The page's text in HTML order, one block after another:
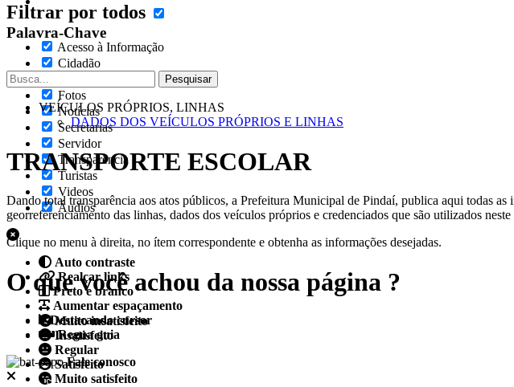
Filtrar por todos
Acesso à Informação
Cidadão
Fotos
Notícias
Secretarias
Servidor
Transparência
Turistas
Videos
Áudios
Auto contraste
Realçar links
Preto e branco
Aumentar espaçamento
Destacando cursor
Regua guia
Fale conosco
Palavra-Chave
VEÍCULOS PRÓPRIOS, LINHAS
DADOS DOS VEÍCULOS PRÓPRIOS E LINHAS
TRANSPORTE ESCOLAR
Dando total transparência aos atos públicos, a Prefeitura Municipal de Pindaí, publica aqui todas
georreferenciamento das linhas, dados dos veículos próprios e credenciados que são utilizados
Clique no menu à direita, no ítem correspondente e obtenha as informações desejadas.
O que você achou da nossa página ?
Muito insatisfeito
Insatisfeito
Regular
Satisfeito
Muito satisfeito